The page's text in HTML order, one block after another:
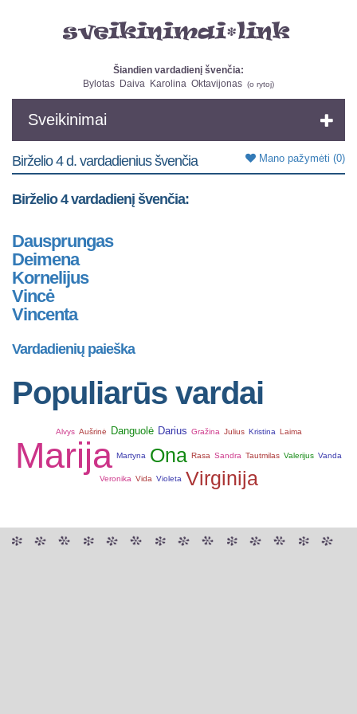
Šiandien vardadienį švenčia:
Bylotas Daiva Karolina Oktavijonas (o rytoj)
Sveikinimai
Mano pažymėti (0)
Birželio 4 d. vardadienius švenčia
Birželio 4 vardadienį švenčia:
Dausprungas
Deimena
Kornelijus
Vincė
Vincenta
Vardadienių paieška
Populiarūs vardai
Alvys Aušrinė Danguolė Darius Gražina Julius Kristina Laima
Marija Martyna Ona Rasa Sandra Tautmilas Valerijus Vanda
Veronika Vida Violeta Virginija